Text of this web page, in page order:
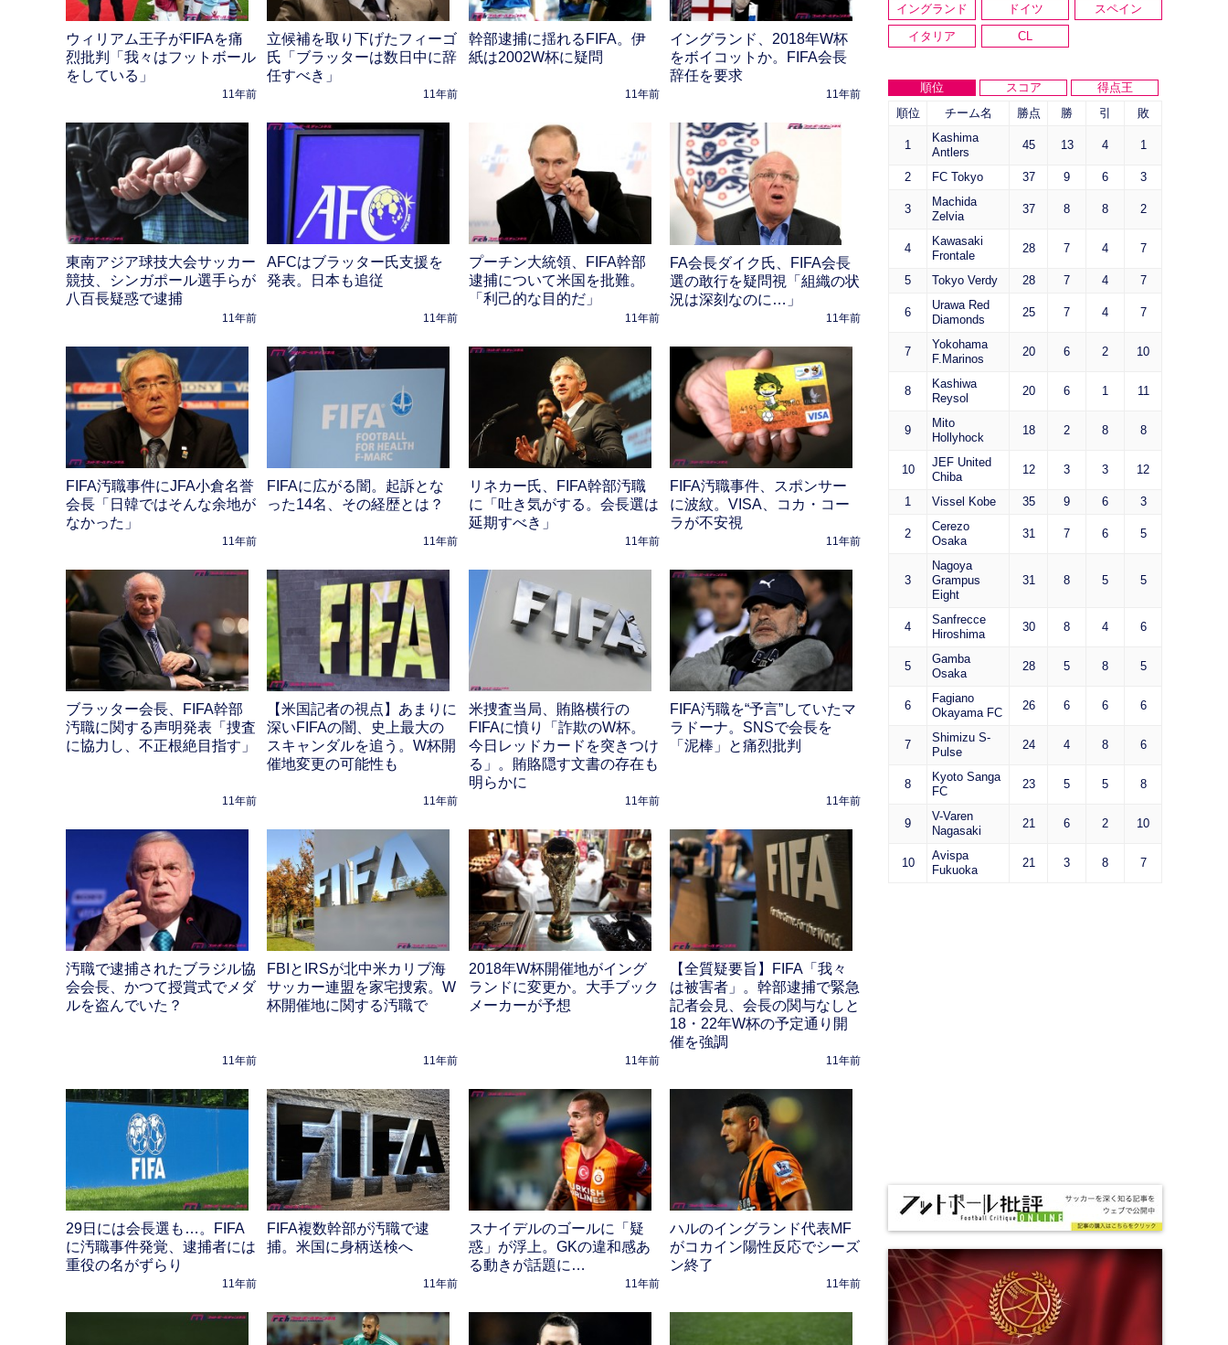
ウィリアム王子がFIFAを痛
烈批判「我々はフットボール
をしている」
11年前
立候補を取り下げたフィーゴ
氏「ブラッターは数日中に辞
任すべき」
11年前
幹部逮捕に揺れるFIFA。伊
紙は2002W杯に疑問
11年前
イングランド、2018年W杯
をボイコットか。FIFA会長
辞任を要求
11年前
東南アジア球技大会サッカー
競技、シンガポール選手らが
八百長疑惑で逮捕
11年前
AFCはブラッター氏支援を
発表。日本も追従
11年前
プーチン大統領、FIFA幹部
逮捕について米国を批難。
「利己的な目的だ」
11年前
FA会長ダイク氏、FIFA会長
選の敢行を疑問視「組織の状
況は深刻なのに…」
11年前
FIFA汚職事件にJFA小倉名誉
会長「日韓ではそんな余地が
なかった」
11年前
FIFAに広がる闇。起訴とな
った14名、その経歴とは？
11年前
リネカー氏、FIFA幹部汚職
に「吐き気がする。会長選は
延期すべき」
11年前
FIFA汚職事件、スポンサー
に波紋。VISA、コカ・コー
ラが不安視
11年前
ブラッター会長、FIFA幹部
汚職に関する声明発表「捜査
に協力し、不正根絶目指す」
11年前
【米国記者の視点】あまりに
深いFIFAの闇、史上最大の
スキャンダルを追う。W杯開
催地変更の可能性も
11年前
米捜査当局、賄賂横行の
FIFAに憤り「詐欺のW杯。
今日レッドカードを突きつけ
る」。賄賂隠す文書の存在も
明らかに
11年前
FIFA汚職を“予言”していたマ
ラドーナ。SNSで会長を
「泥棒」と痛烈批判
11年前
汚職で逮捕されたブラジル協
会会長、かつて授賞式でメダ
ルを盗んでいた？
11年前
FBIとIRSが北中米カリブ海
サッカー連盟を家宅捜索。W
杯開催地に関する汚職で
11年前
2018年W杯開催地がイング
ランドに変更か。大手ブック
メーカーが予想
11年前
【全質疑要旨】FIFA「我々
は被害者」。幹部逮捕で緊急
記者会見、会長の関与なしと
18・22年W杯の予定通り開
催を強調
11年前
29日には会長選も…。FIFA
に汚職事件発覚、逮捕者には
重役の名がずらり
11年前
FIFA複数幹部が汚職で逮
捕。米国に身柄送検へ
11年前
スナイデルのゴールに「疑
惑」が浮上。GKの違和感あ
る動きが話題に…
11年前
ハルのイングランド代表MF
がコカイン陽性反応でシーズ
ン終了
11年前
イングランド
ドイツ
スペイン
イタリア
CL
順位 スコア
得点王
順位
チーム名 勝点 勝 引 敗
1
Kashima
Antlers
45 13 4 1
2 FC Tokyo 37 9 6 3
3
Machida
Zelvia
37 8 8 2
4
Kawasaki
Frontale
28 7 4 7
5 Tokyo Verdy 28 7 4 7
6
Urawa Red
Diamonds
25 7 4 7
7
Yokohama
F.Marinos
20 6 2 10
8
Kashiwa
Reysol
20 6 1 11
9
Mito
Hollyhock
18 2 8 8
10
JEF United
Chiba
12 3 3 12
1 Vissel Kobe 35 9 6 3
2
Cerezo
Osaka
31 7 6 5
3
Nagoya
Grampus
Eight
31 8 5 5
4
Sanfrecce
Hiroshima
30 8 4 6
5
Gamba
Osaka
28 5 8 5
6
Fagiano
Okayama FC
26 6 6 6
7
Shimizu S-
Pulse
24 4 8 6
8
Kyoto Sanga
FC
23 5 5 8
9
V-Varen
Nagasaki
21 6 2 10
10
Avispa
Fukuoka
21 3 8 7